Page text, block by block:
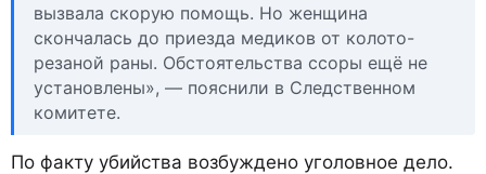
вызвала скорую помощь. Но женщина
скончалась до приезда медиков от колото-
резаной раны. Обстоятельства ссоры ещё не
установлены», — пояснили в Следственном
комитете.
По факту убийства возбуждено уголовное дело.